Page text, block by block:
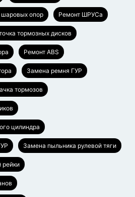
шаровых опор Ремонт ШРУСа
тормозных дисков
Ремонт ABS
Замена ремня ГУР
тормозов
цилиндра
Замена пыльника рулевой тяги
рейки